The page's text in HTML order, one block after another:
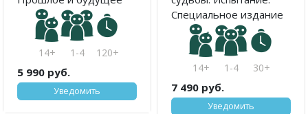
14+ 1-4 120+
5 990 руб.
Уведомить
Специальное издание
14+ 1-4 30+
7 490 руб.
Уведомить